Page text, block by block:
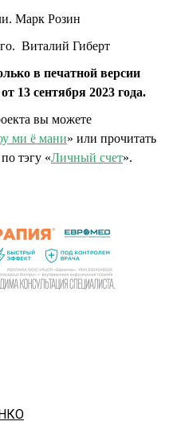
Марк Розин
Виталий Гиберт
в печатной версии
13 сентября 2023 года.
вы можете
ми ё мани» или прочитать
тэгу «Личный счет».